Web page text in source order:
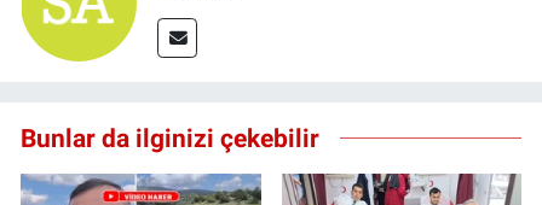
Bunlar da ilginizi çekebilir